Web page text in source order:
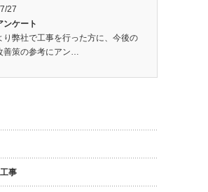
27
ンケート
り弊社で工事を行った方に、今後の
善策の参考にアン…
事